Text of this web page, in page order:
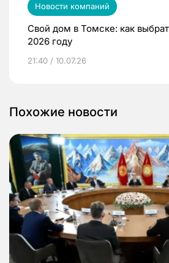
Новости компаний
Свой дом в Томске: как
2026 году
21:40 / 10.07.26
Похожие новости